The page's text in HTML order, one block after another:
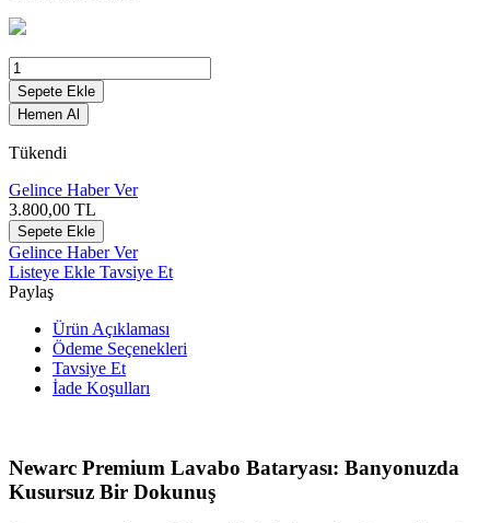
Sepete Ekle
Hemen Al
Tükendi
Gelince Haber Ver
3.800,00 TL
Sepete Ekle
Gelince Haber Ver
Listeye Ekle Tavsiye Et
Paylaş
Ürün Açıklaması
Ödeme Seçenekleri
Tavsiye Et
İade Koşulları
Newarc Premium Lavabo Bataryası: Banyonuzda
Kusursuz Bir Dokunuş